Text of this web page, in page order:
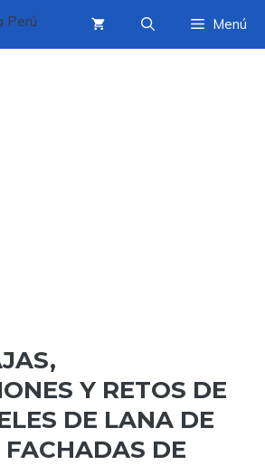
Menú
Y RETOS DE
DE LANA DE
FACHADAS DE